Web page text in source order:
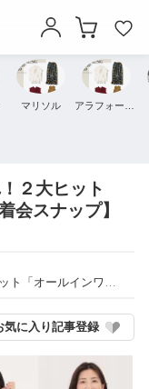
マリソル
２大ヒット
会スナップ】
会スナップ】【40代ファッション】
気に入り記事登録